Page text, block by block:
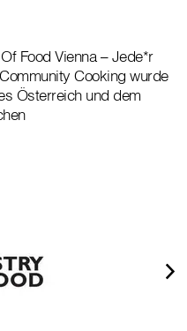
Food Vienna – Jede*r
Cooking wurde
Österreich und dem